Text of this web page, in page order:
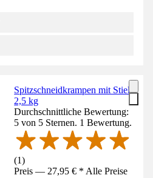
Spitzschneidkrampen mit Stiel,
2,5 kg
Durchschnittliche Bewertung:
5 von 5 Sternen. 1 Bewertung.
(1)
Preis — 27,95 € * Alle Preise